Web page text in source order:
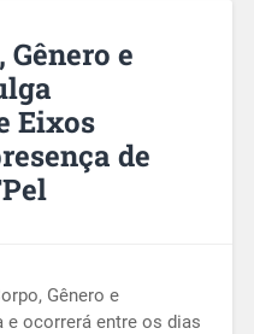
e
Eixos
de
Gênero e
e ocorrerá entre os dias